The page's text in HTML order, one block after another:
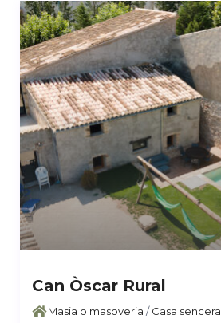
Can Òscar Rural
Masia o masoveria /Casa sencera